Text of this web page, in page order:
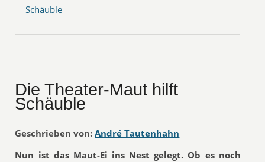
Schäuble
Die Theater-Maut hilft
Schäuble
Geschrieben von: André Tautenhahn
Nun ist das Maut-Ei ins Nest gelegt. Ob es noch